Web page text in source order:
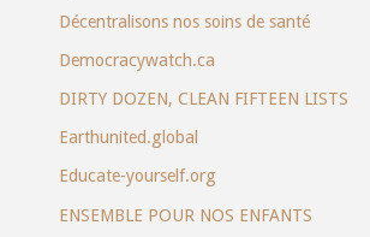
Décentralisons nos soins de santé
Democracywatch.ca
DIRTY DOZEN, CLEAN FIFTEEN LISTS
Earthunited.global
Educate-yourself.org
ENSEMBLE POUR NOS ENFANTS